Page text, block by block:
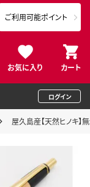
お気に入り カート
ご利用可能ポイント
ログイン
屋久島産【天然ヒノキ】